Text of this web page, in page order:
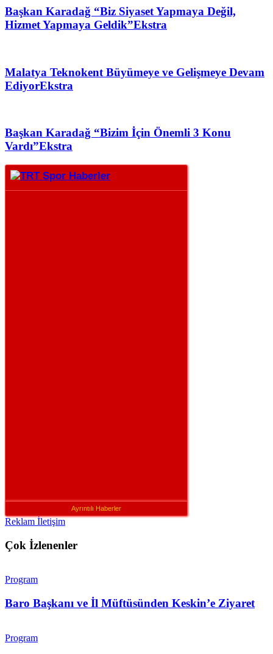
Başkan Karadağ “Biz Siyaset Yapmaya Değil,
Hizmet Yapmaya Geldik”Ekstra
Malatya Teknokent Büyümeye ve Gelişmeye Devam
EdiyorEkstra
Başkan Karadağ “Bizim İçin Önemli 3 Konu
Vardı”Ekstra
Ayrıntılı Haberler
Reklam İletişim
Çok İzlenenler
Program
Baro Başkanı ve İl Müftüsünden Keskin’e Ziyaret
Program